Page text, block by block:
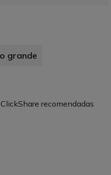
grande
recomendadas